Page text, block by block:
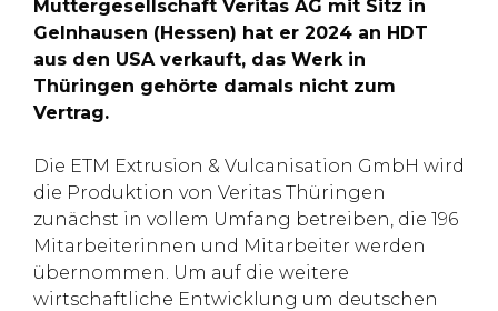
Muttergesellschaft Veritas AG mit Sitz in
Gelnhausen (Hessen) hat er 2024 an HDT
aus den USA verkauft, das Werk in
Thüringen gehörte damals nicht zum
Vertrag.
Die ETM Extrusion & Vulcanisation GmbH wird
die Produktion von Veritas Thüringen
zunächst in vollem Umfang betreiben, die 196
Mitarbeiterinnen und Mitarbeiter werden
übernommen. Um auf die weitere
wirtschaftliche Entwicklung um deutschen